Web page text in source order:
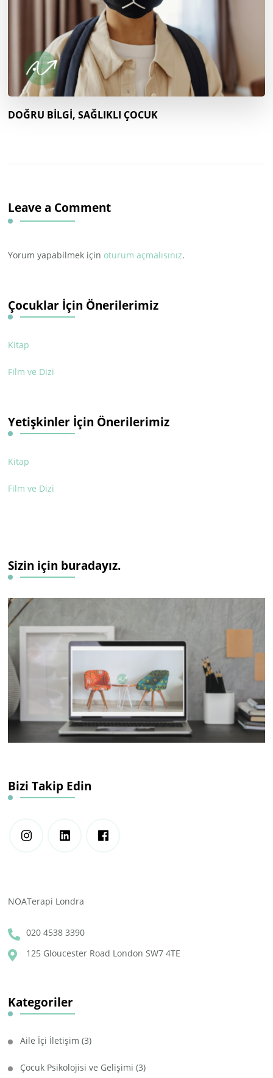
DOĞRU BİLGİ, SAĞLIKLI ÇOCUK
Leave a Comment
Yorum yapabilmek için oturum açmalısınız.
Çocuklar İçin Önerilerimiz
Kitap
Film ve Dizi
Yetişkinler İçin Önerilerimiz
Kitap
Film ve Dizi
Sizin için buradayız.
Bizi Takip Edin
NOATerapi Londra
020 4538 3390
125 Gloucester Road London SW7 4TE
Kategoriler
Aile İçi İletişim (3)
Çocuk Psikolojisi ve Gelişimi (3)